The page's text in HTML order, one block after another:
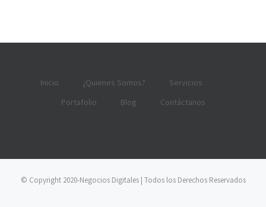
Inicio ¿Quienes Somos?
Servicios
Portafolio
Blog Contáctanos
© Copyright 2020-Negocios Digitales | Todos los Derechos Reservados